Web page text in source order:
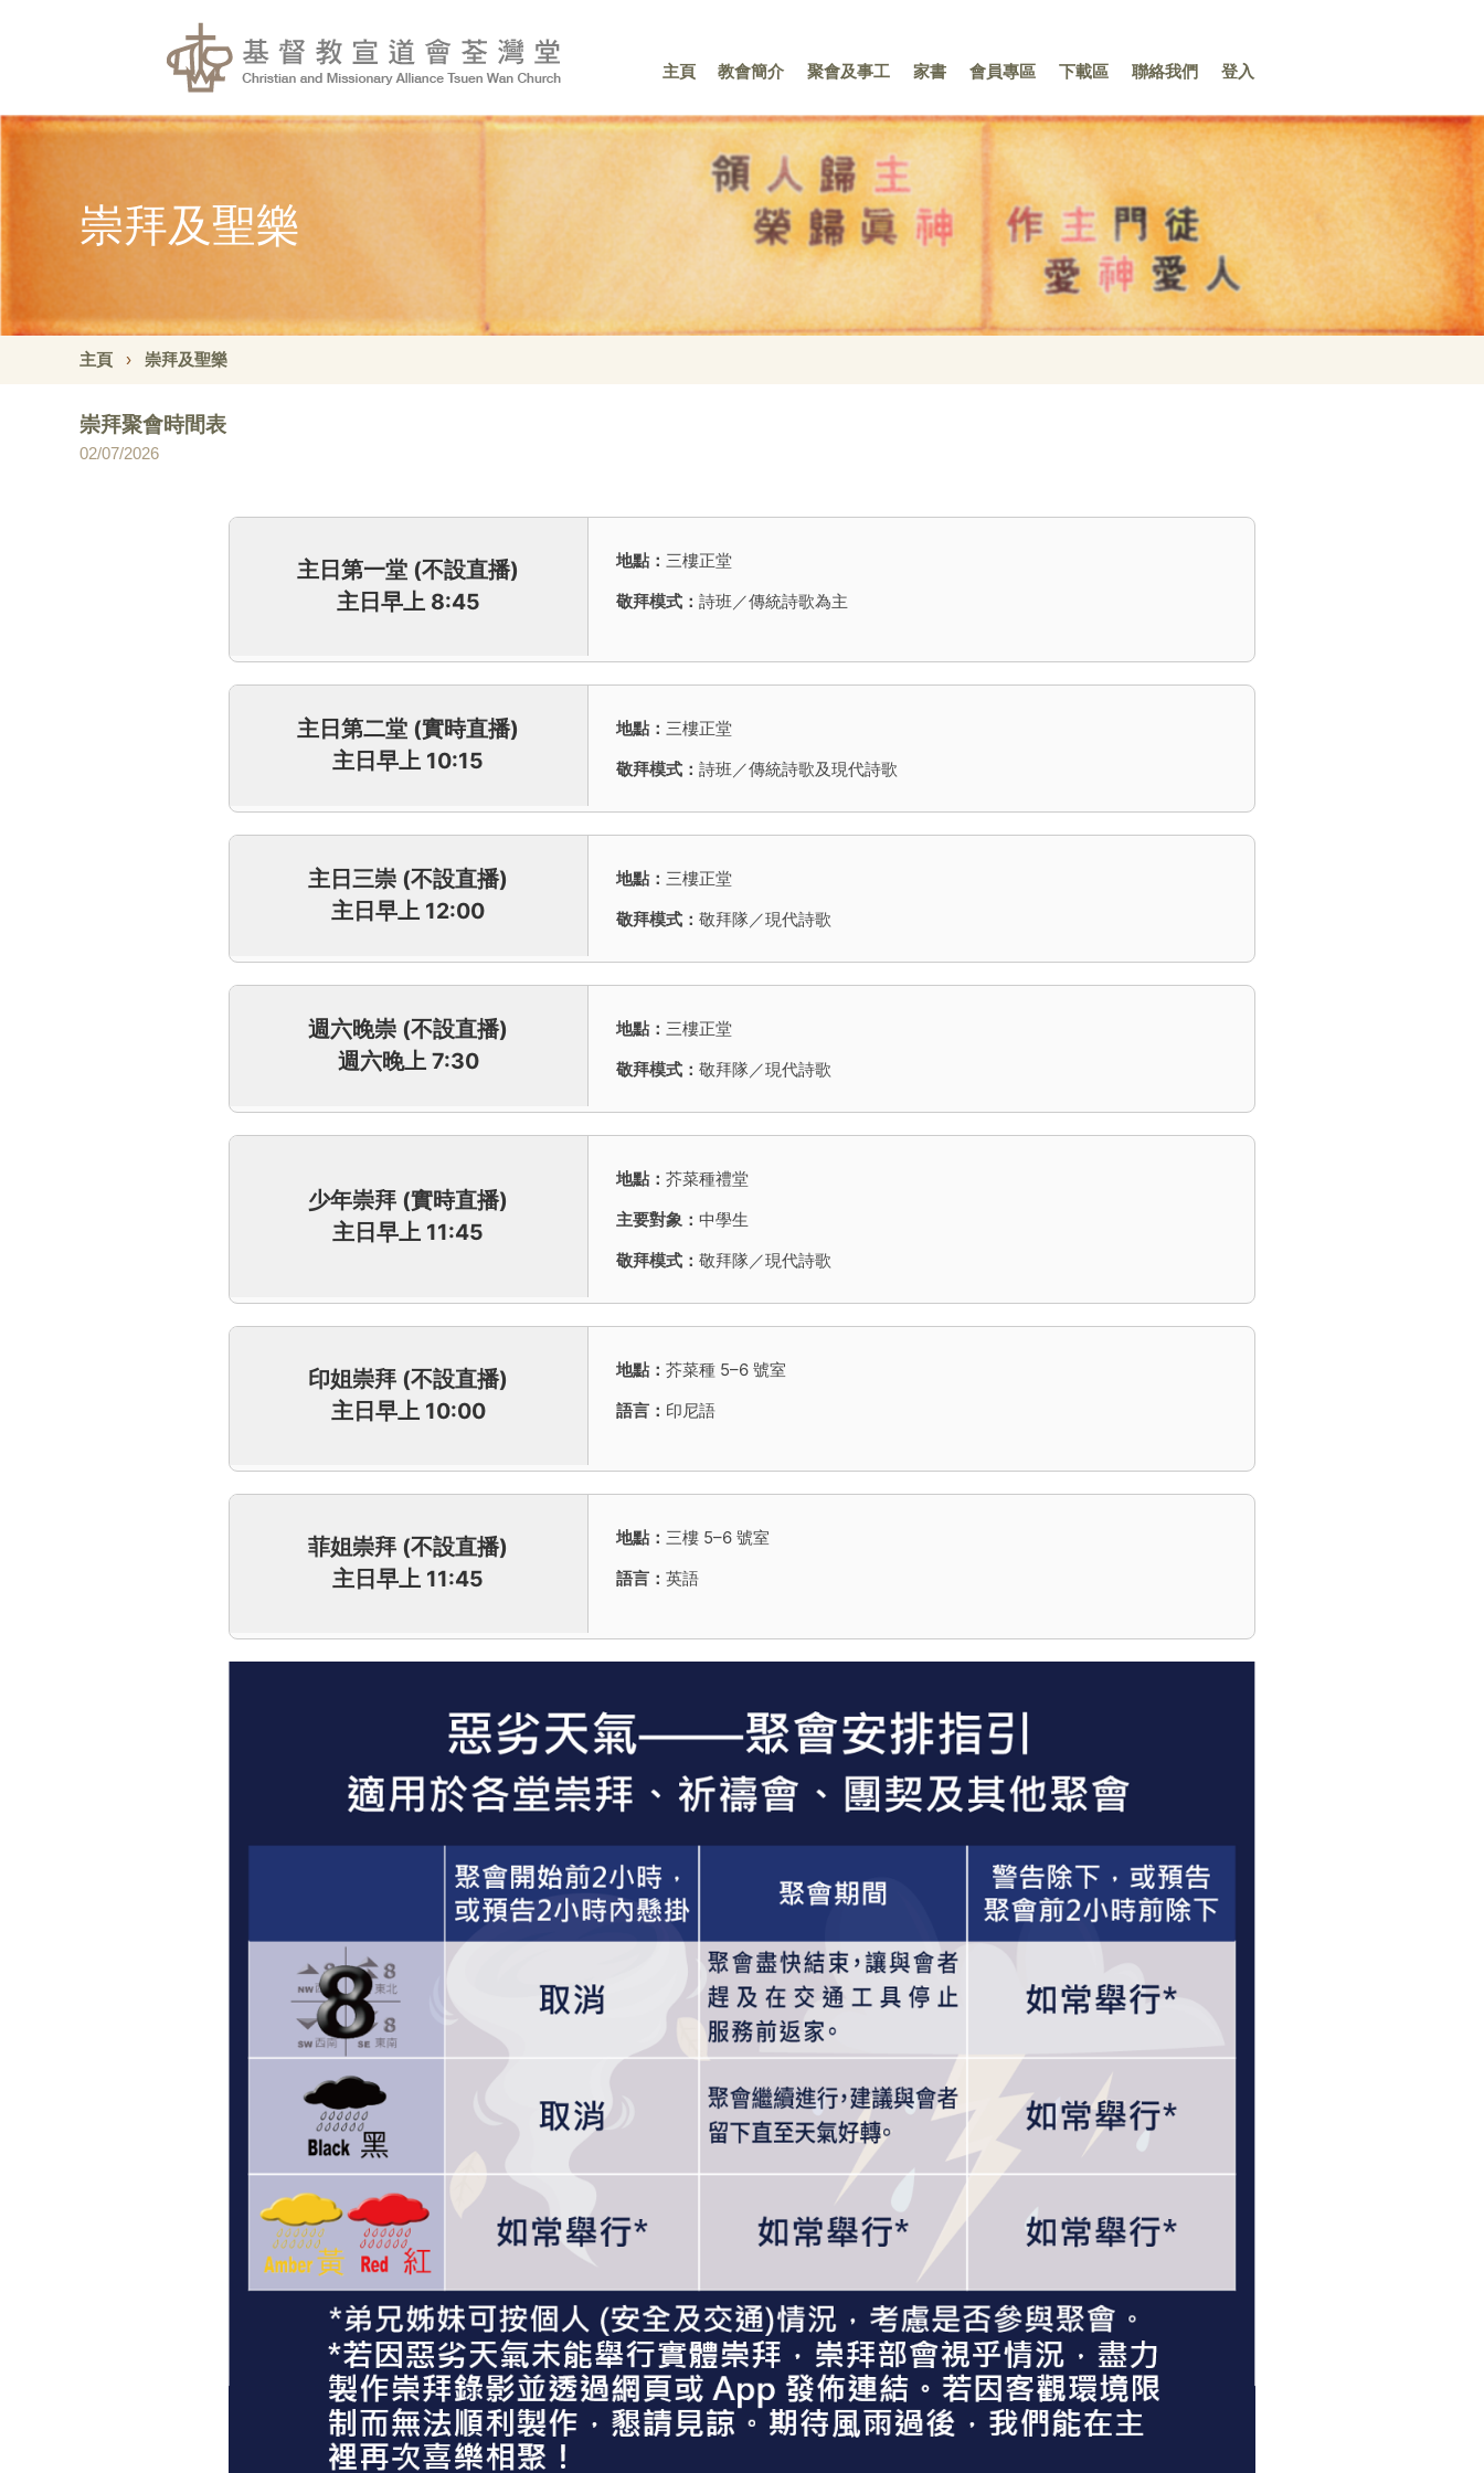
主頁 教會簡介 聚會及事工 家書 會員專區 下載區 聯絡我們 登入
崇拜及聖樂
主頁 崇拜及聖樂
崇拜聚會時間表
02/07/2026
主日第一堂 (不設直播)
主日早上 8:45
地點： 三樓正堂
敬拜模式： 詩班／傳統詩歌為主
主日第二堂 (實時直播)
主日早上 10:15
地點： 三樓正堂
敬拜模式： 詩班／傳統詩歌及現代詩歌
主日三崇 (不設直播)
主日早上 12:00
地點： 三樓正堂
敬拜模式： 敬拜隊／現代詩歌
週六晚崇 (不設直播)
週六晚上 7:30
地點： 三樓正堂
敬拜模式： 敬拜隊／現代詩歌
少年崇拜 (實時直播)
主日早上 11:45
地點： 芥菜種禮堂
主要對象： 中學生
敬拜模式： 敬拜隊／現代詩歌
印姐崇拜 (不設直播)
主日早上 10:00
地點： 芥菜種 5–6 號室
語言： 印尼語
菲姐崇拜 (不設直播)
主日早上 11:45
地點： 三樓 5–6 號室
語言： 英語